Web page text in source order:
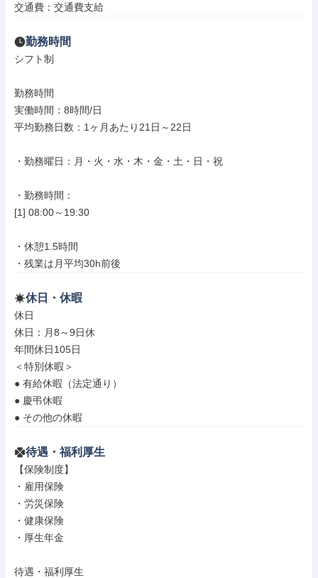
交通費：交通費支給
勤務時間
シフト制
勤務時間
実働時間：8時間/日
平均勤務日数：1ヶ月あたり21日～22日
・勤務曜日：月・火・水・木・金・土・日・祝
・勤務時間：
[1] 08:00～19:30
・休憩1.5時間
・残業は月平均30h前後
休日・休暇
休日
休日：月8～9日休
年間休日105日
＜特別休暇＞
● 有給休暇（法定通り）
● 慶弔休暇
● その他の休暇
待遇・福利厚生
【保険制度】
・雇用保険
・労災保険
・健康保険
・厚生年金
待遇・福利厚生